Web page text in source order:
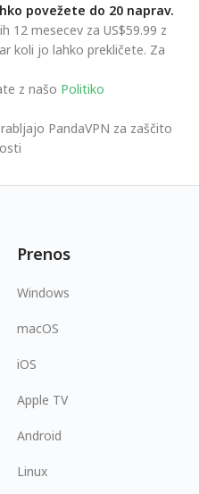
povežete do 20 naprav.
12 mesecev za US$59.99 z
koli jo lahko prekličete. Za
z našo Politiko
PandaVPN za zaščito
Prenos
Windows
macOS
iOS
Apple TV
Android
Linux